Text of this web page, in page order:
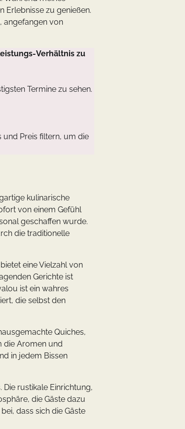
Erlebnisse zu genießen.
angefangen von
Verhältnis zu
Termine zu sehen.
und Preis filtern, um die
kulinarische
von einem Gefühl
geschaffen wurde.
die traditionelle
eine Vielzahl von
Gerichte ist
ist ein wahres
die selbst den
Quiches,
die Aromen und
in jedem Bissen
rustikale Einrichtung,
die Gäste dazu
dass sich die Gäste